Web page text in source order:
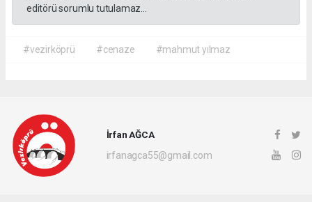
editörü sorumlu tutulamaz...
#vezirköprü #cenaze #mahmut yılmaz
İrfan AĞCA
irfanagca55@gmail.com